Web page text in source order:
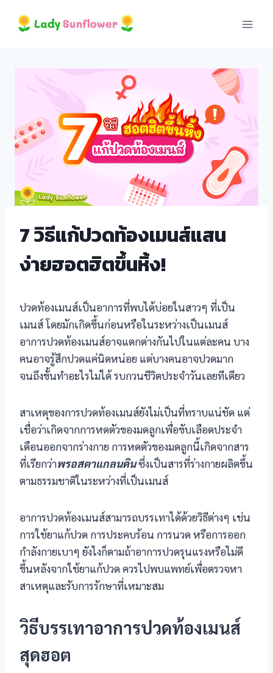
7 วิธีแก้ปวดท้องเมนส์แสน
ง่ายฮอตฮิตขึ้นหิ้ง!
ปวดท้องเมนส์เป็นอาการที่พบได้บ่อยในสาวๆ ที่เป็น
เมนส์ โดยมักเกิดขึ้นก่อนหรือในระหว่างเป็นเมนส์
อาการปวดท้องเมนส์อาจแตกต่างกันไปในแต่ละคน บาง
คนอาจรู้สึกปวดแค่นิดหน่อย แต่บางคนอาจปวดมาก
จนถึงขั้นทำอะไรไม่ได้ รบกวนชีวิตประจำวันเลยทีเดียว
สาเหตุของการปวดท้องเมนส์ยังไม่เป็นที่ทราบแน่ชัด แต่
เชื่อว่าเกิดจากการหดตัวของมดลูกเพื่อขับเลือดประจำ
เดือนออกจากร่างกาย การหดตัวของมดลูกนี้เกิดจากสาร
ที่เรียกว่าพรอสตาแกลนดินซึ่งเป็นสารที่ร่างกายผลิตขึ้น
ตามธรรมชาติในระหว่างที่เป็นเมนส์
อาการปวดท้องเมนส์สามารถบรรเทาได้ด้วยวิธีต่างๆ เช่น
การใช้ยาแก้ปวด การประคบร้อน การนวด หรือการออก
กำลังกายเบาๆ ยังไงก็ตามถ้าอาการปวดรุนแรงหรือไม่ดี
ขึ้นหลังจากใช้ยาแก้ปวด ควรไปพบแพทย์เพื่อตรวจหา
สาเหตุและรับการรักษาที่เหมาะสม
วิธีบรรเทาอาการปวดท้องเมนส์
สุดฮอต